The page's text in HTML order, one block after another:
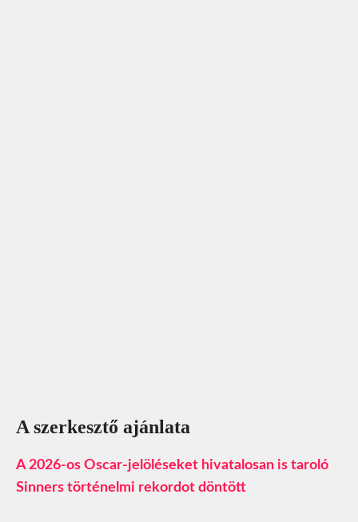
A szerkesztő ajánlata
A 2026-os Oscar-jelöléseket hivatalosan is taroló
Sinners történelmi rekordot döntött